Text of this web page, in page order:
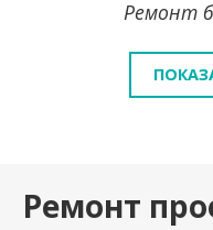
Ремонт
Ремонт